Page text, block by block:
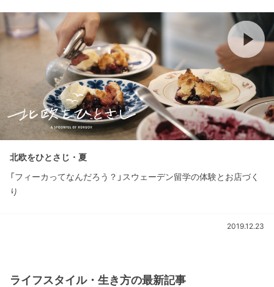
北欧をひとさじ・夏
「フィーカってなんだろう？」スウェーデン留学の体験とお店づく
り
2019.12.23
ライフスタイル・生き方の最新記事